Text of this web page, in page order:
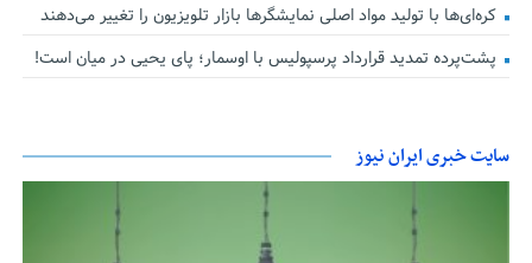
کره‌ای‌ها با تولید مواد اصلی نمایشگرها بازار تلویزیون را تغییر می‌دهند
پشت‌پرده تمدید قرارداد پرسپولیس با اوسمار؛ پای یحیی در میان است!
سایت خبری ایران نیوز